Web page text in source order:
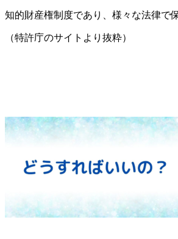
知的財産権制度であり、様々な法律で
（特許庁のサイトより抜粋）